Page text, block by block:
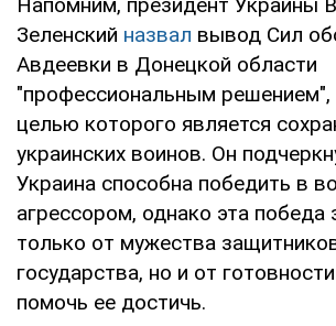
Зеленский назвал вывод Сил
Авдеевки в Донецкой области
"профессиональным
целью которого является
украинских воинов. Он
Украина способна победить в
агрессором, однако эта победа
только от мужества
государства, но и от
помочь ее достичь.